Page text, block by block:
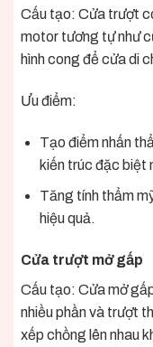
Cấu tạo: Cửa trượt
motor tương tự như
hình cong để cửa di
Ưu điểm:
Tạo điểm nhấn
kiến trúc đặc biệt
Tăng tính thẩm
hiệu quả.
Cửa trượt mở gấp
Cấu tạo: Cửa mở
nhiều phần và trượt
xếp chồng lên nhau